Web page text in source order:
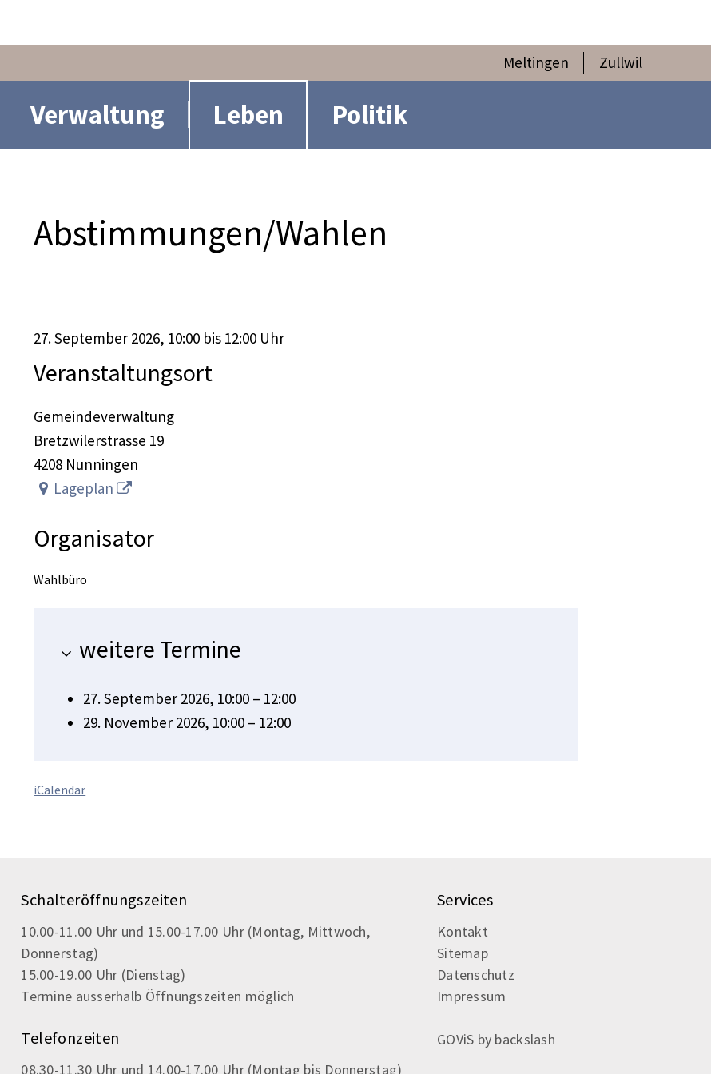
Meltingen Zullwil
Verwaltung Leben Politik
Abstimmungen/Wahlen
27. September 2026, 10:00 bis 12:00 Uhr
Veranstaltungsort
Gemeindeverwaltung
Bretzwilerstrasse 19
4208 Nunningen
Lageplan
Organisator
Wahlbüro
weitere Termine
27. September 2026, 10:00 – 12:00
29. November 2026, 10:00 – 12:00
iCalendar
Schalteröffnungszeiten
10.00-11.00 Uhr und 15.00-17.00 Uhr (Montag, Mittwoch,
Donnerstag)
15.00-19.00 Uhr (Dienstag)
Termine ausserhalb Öffnungszeiten möglich
Telefonzeiten
08.30-11.30 Uhr und 14.00-17.00 Uhr (Montag bis Donnerstag)
Services
Kontakt
Sitemap
Datenschutz
Impressum
GOViS by backslash